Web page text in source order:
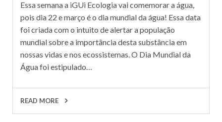
Essa semana a iGUi Ecologia vai comemorar a água,
pois dia 22 e março é o dia mundial da água! Essa data
foi criada com o intuito de alertar a população
mundial sobre a importância desta substância em
nossas vidas e nos ecossistemas. O Dia Mundial da
Água foi estipulado…
READ MORE